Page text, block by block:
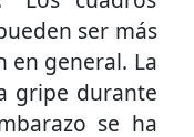
ser más
en general. La
gripe durante
se ha